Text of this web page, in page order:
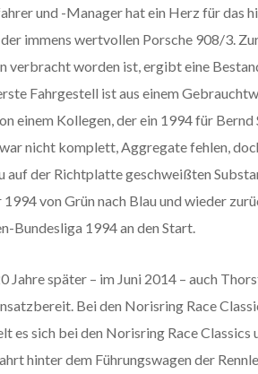
und -Manager hat ein Herz für das
immens wertvollen Porsche 908/3.
verbracht worden ist, ergibt eine
Fahrgestell ist aus einem
einem Kollegen, der ein 1994 für
nicht komplett, Aggregate fehlen,
auf der Richtplatte geschweißten
von Grün nach Blau und wieder
Bundesliga 1994 an den Start.
Jahre später – im Juni 2014 – auch
Bei den Norisring Race
es sich bei den Norisring Race
hinter dem Führungswagen der